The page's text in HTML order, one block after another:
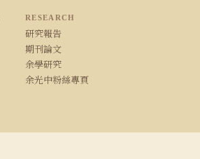
RESEARCH
研究報告
期刊論文
余學研究
余光中粉絲專頁